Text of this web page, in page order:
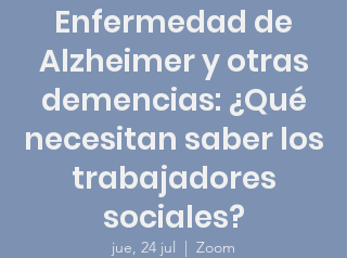
Enfermedad de
Alzheimer y otras
demencias: ¿Qué
necesitan saber los
trabajadores
sociales?
jue, 24 jul
  |
Zoom